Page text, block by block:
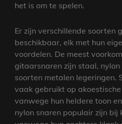
het is om te spelen.
Er zijn verschillende soorten
beschikbaar, elk met hun
voordelen. De meest
gitaarsnaren zijn staal, nylon
soorten metalen legeringen.
vaak gebruikt op
vanwege hun heldere toon
nylon snaren populair zijn bij